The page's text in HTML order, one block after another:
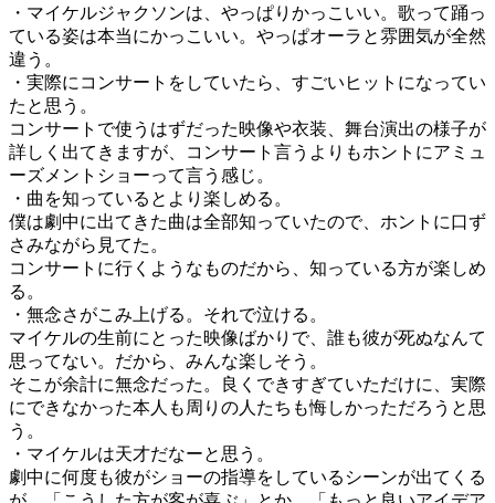
・マイケルジャクソンは、やっぱりかっこいい。歌って踊っ
ている姿は本当にかっこいい。やっぱオーラと雰囲気が全然
違う。
・実際にコンサートをしていたら、すごいヒットになってい
たと思う。
コンサートで使うはずだった映像や衣装、舞台演出の様子が
詳しく出てきますが、コンサート言うよりもホントにアミュ
ーズメントショーって言う感じ。
・曲を知っているとより楽しめる。
僕は劇中に出てきた曲は全部知っていたので、ホントに口ず
さみながら見てた。
コンサートに行くようなものだから、知っている方が楽しめ
る。
・無念さがこみ上げる。それで泣ける。
マイケルの生前にとった映像ばかりで、誰も彼が死ぬなんて
思ってない。だから、みんな楽しそう。
そこが余計に無念だった。良くできすぎていただけに、実際
にできなかった本人も周りの人たちも悔しかっただろうと思
う。
・マイケルは天才だなーと思う。
劇中に何度も彼がショーの指導をしているシーンが出てくる